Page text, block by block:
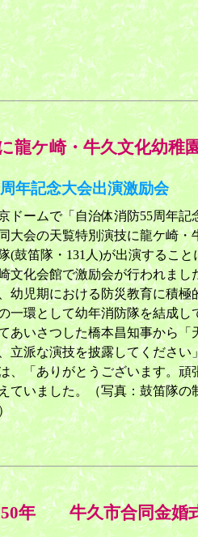
龍ケ崎・牛久文化幼稚
年記念大会出演激励会
ームで「自治体消防55周年記
大会の天覧特別演技に龍ケ崎・
(鼓笛隊・131人)が出演すること
文化会館で激励会が行われまし
児期における防災教育に積極
一環として幼年消防隊を結成し
あいさつした橋本昌知事から「
立派な演技を披露してください
、「ありがとうございます。頑
ていました。（写真：鼓笛隊の
50年 牛久市合同金婚